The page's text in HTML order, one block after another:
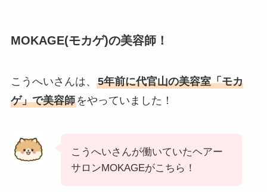
MOKAGE(モカゲ)の美容師！
こうへいさんは、 5年前に代官山の美容室「モカ
ゲ」で美容師をやっていました！
こうへいさんが働いていたヘアー
サロンMOKAGEがこちら！